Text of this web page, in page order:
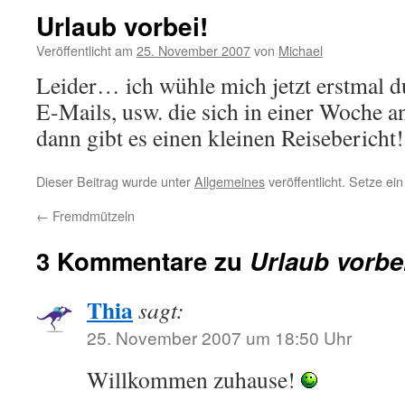
Urlaub vorbei!
Veröffentlicht am 25. November 2007von Michael
Leider… ich wühle mich jetzt erstmal
E-Mails, usw. die sich in einer Woche
dann gibt es einen kleinen Reisebericht!
Dieser Beitrag wurde unterAllgemeinesveröffentlicht. Setze
← Fremdmützeln
3 Kommentare zu Urlaub
Thiasagt:
25. November 2007 um 18:50 Uhr
Willkommen zuhause!